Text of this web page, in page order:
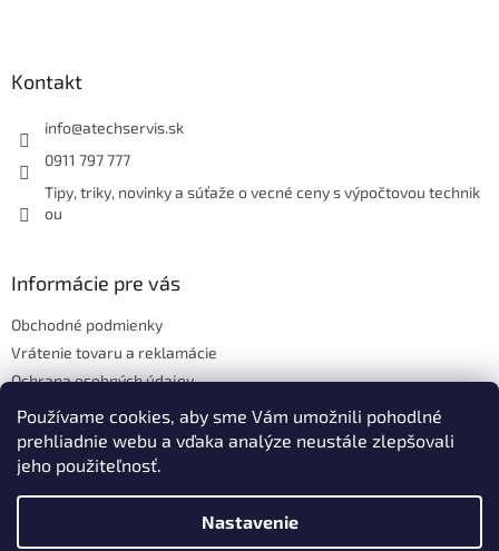
Používame cookies, aby sme Vám umožnili pohodlné
prehliadnie webu a vďaka analýze neustále zlepšovali
jeho použiteľnosť.
Nastavenie
Kontakt
info@atechservis.sk
0911 797 777
Tipy, triky, novinky a súťaže o vecné ceny s výpočtovou technik
ou
Informácie pre vás
Obchodné podmienky
Vrátenie tovaru a reklamácie
Ochrana osobných údajov
Hodnotenie obchodu